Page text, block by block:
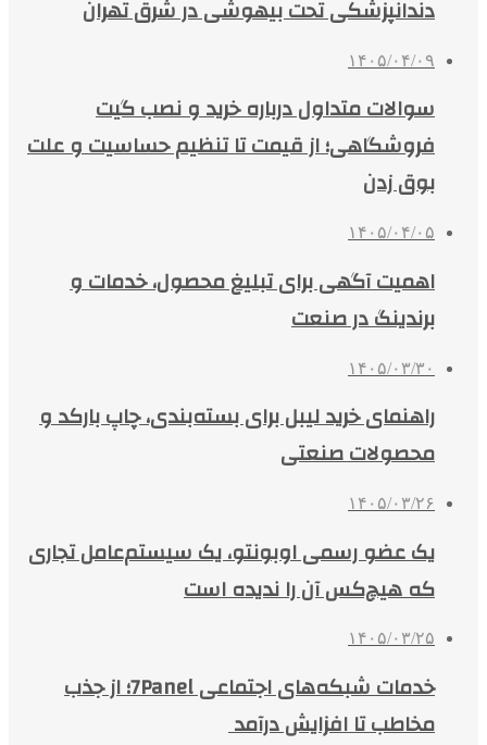
دندانپزشکی تحت بیهوشی در شرق تهران
۱۴۰۵/۰۴/۰۹
سوالات متداول درباره خرید و نصب گیت
فروشگاهی؛ از قیمت تا تنظیم حساسیت و علت
بوق زدن
۱۴۰۵/۰۴/۰۵
اهمیت آگهی برای تبلیغ محصول، خدمات و
برندینگ در صنعت
۱۴۰۵/۰۳/۳۰
راهنمای خرید لیبل برای بسته‌بندی، چاپ بارکد و
محصولات صنعتی
۱۴۰۵/۰۳/۲۶
یک عضو رسمی اوبونتو، یک سیستم‌عامل تجاری
که هیچ‌کس آن را ندیده است
۱۴۰۵/۰۳/۲۵
خدمات شبکه‌های اجتماعی 7Panel؛ از جذب
مخاطب تا افزایش درآمد